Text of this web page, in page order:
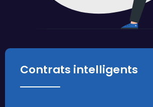
Contrats intelligents